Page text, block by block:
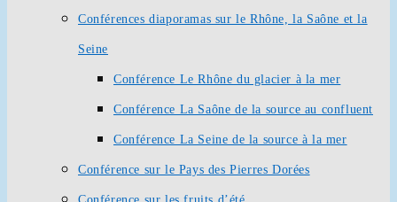
Conférences diaporamas sur le Rhône, la Saône et la
Seine
Conférence Le Rhône du glacier à la mer
Conférence La Saône de la source au confluent
Conférence La Seine de la source à la mer
Conférence sur le Pays des Pierres Dorées